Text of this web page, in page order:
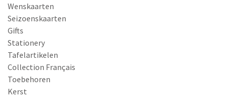
Wenskaarten
Seizoenskaarten
Gifts
Stationery
Tafelartikelen
Collection Français
Toebehoren
Kerst